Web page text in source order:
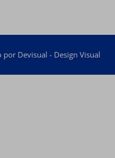
Devisual - Design Visual